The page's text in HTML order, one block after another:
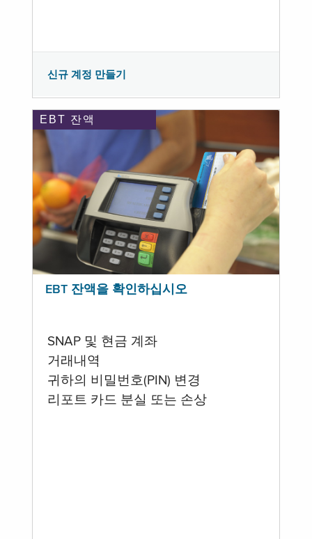
신규 계정 만들기
EBT 잔액
EBT 잔액을 확인하십시오
SNAP 및 현금 계좌
거래내역
귀하의 비밀번호(PIN) 변경
리포트 카드 분실 또는 손상